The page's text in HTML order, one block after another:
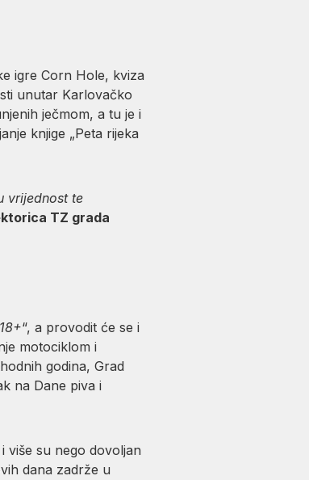
igre Corn Hole, kviza
unutar Karlovačko
ječmom, a tu je i
knjige „Peta rijeka
vrijednost te
TZ grada
“, a provodit će se i
motociklom i
godina, Grad
na Dane piva i
više su nego dovoljan
dana zadrže u